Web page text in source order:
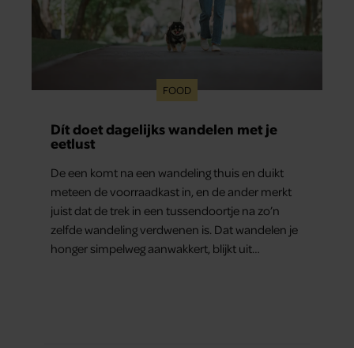
FOOD
Dít doet dagelijks wandelen met je
eetlust
De een komt na een wandeling thuis en duikt
meteen de voorraadkast in, en de ander merkt
juist dat de trek in een tussendoortje na zo’n
zelfde wandeling verdwenen is. Dat wandelen je
honger simpelweg aanwakkert, blijkt uit